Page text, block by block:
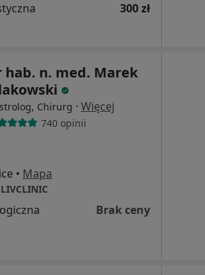
300 zł
hab. n. med. Marek
Chirurg · Więcej
740 opinii
• Mapa
Brak ceny